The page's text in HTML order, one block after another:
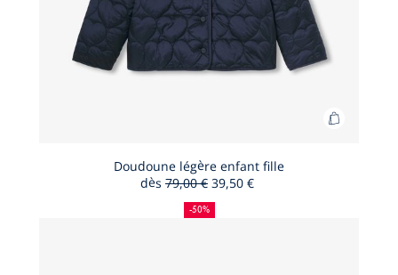
Ajouter
Doudoune légère enfant fille
dès
50
%
de
Ancien
prix
:
79,00 €Nouveau
prix
:
39,50 €
-50%